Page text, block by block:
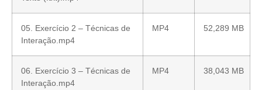
05. Exercício 2 – Técnicas de
Interação.mp4
MP4 52,289 MB
06. Exercício 3 – Técnicas de
Interação.mp4
MP4 38,043 MB